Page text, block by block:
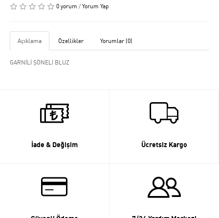
0 yorum / Yorum Yap
Açıklama Özellikler Yorumlar (0)
GARNİLİ ŞÖNELİ BLUZ
İade & Değişim Ücretsiz Kargo